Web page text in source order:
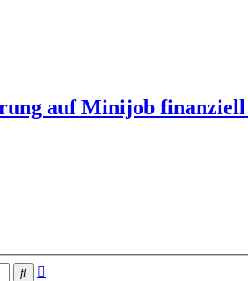
auf Minijob finanziell
Suche